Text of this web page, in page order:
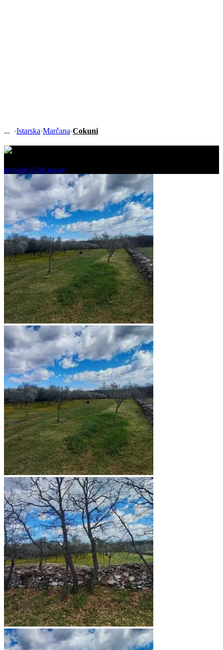
›Istarska›Marčana›Cokuni
pogledaj slične oglase